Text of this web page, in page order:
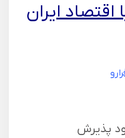
اقتصاد ایران
پذیرش